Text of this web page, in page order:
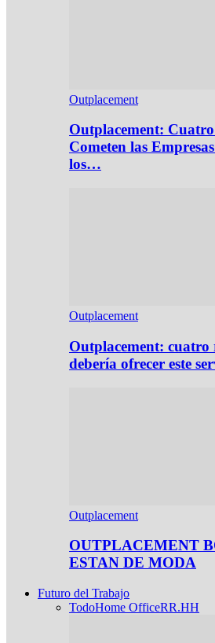
Outplacement
Outplacement:
Cometen las
los…
Outplacement
Outplacement: cuatro
debería ofrecer este
Outplacement
OUTPLACEMENT
ESTAN DE MODA
Futuro del Trabajo
TodoHome OfficeRR.HH